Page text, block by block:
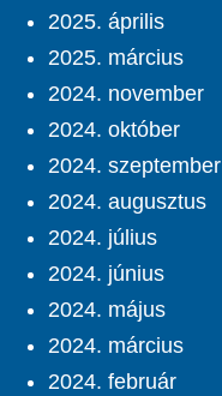
2025. április
2025. március
2024. november
2024. október
2024. szeptember
2024. augusztus
2024. július
2024. június
2024. május
2024. március
2024. február